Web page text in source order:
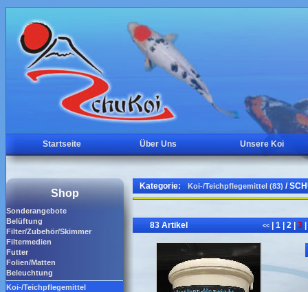
Startseite Über Uns Unsere Koi
Shop
Sonderangebote
Belüftung
Filter/Zubehör/Skimmer
Filtermedien
Futter
Folien/Matten
Beleuchtung
Koi-/Teichpflegemittel
Kategorie: Koi-/Teichpflegemittel (83) /
83 Artikel << 1 2 3